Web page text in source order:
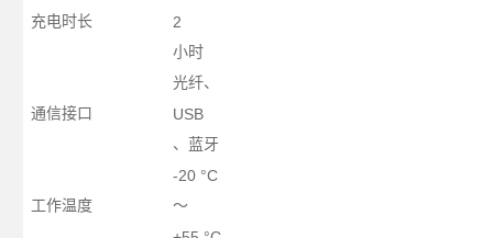
充电时长 2
小时
通信接口
光纤、
USB
、蓝牙
工作温度
-20 °C
～